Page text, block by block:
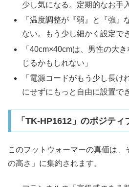
少し気になる。定期的なお手
「温度調整が『弱』と『強』
ない。もう少し細かく設定で
「40cm×40cmは、男性の大
じるかもしれない」
「電源コードがもう少し長け
にせずにもっと自由に設置で
「TK-HP1612」のポジティ
このフットウォーマーの真価は、
の高さ」に集約されます。